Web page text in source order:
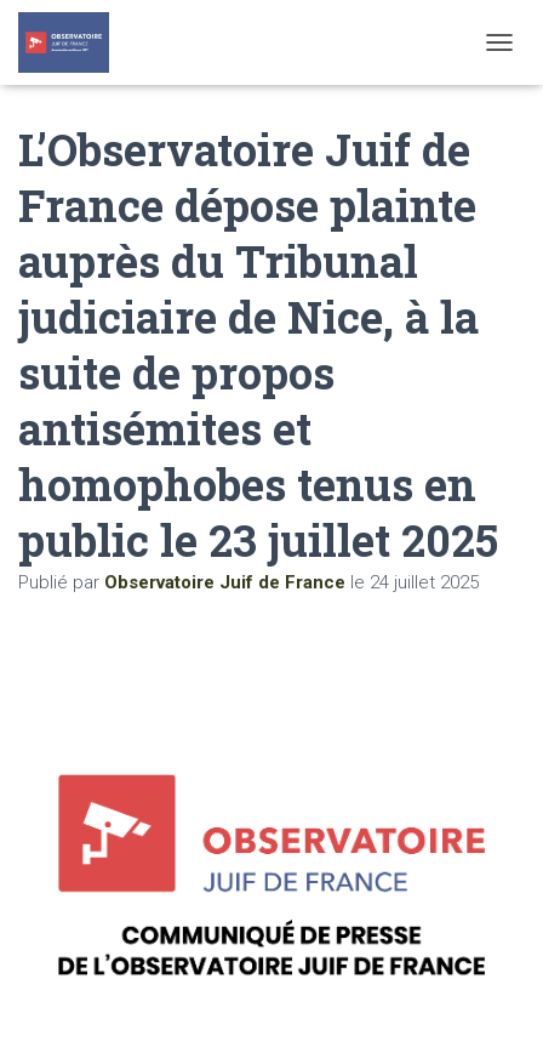
O
L’Observatoire Juif de
France dépose plainte
auprès du Tribunal
judiciaire de Nice, à la
suite de propos
antisémites et
homophobes tenus en
public le 23 juillet 2025
Publié par Observatoire Juif de France le 24 juillet 2025